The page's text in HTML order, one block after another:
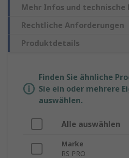
Mehr Infos und technische
Rechtliche Anforderungen
Produktdetails
Finden Sie ähnliche
Sie ein oder mehrere
auswählen.
Alle auswählen
Marke
RS PRO